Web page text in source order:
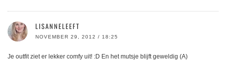
LISANNELEEFT
NOVEMBER 29, 2012 / 18:25
Je outfit ziet er lekker comfy uit! :D En het mutsje blijft geweldig (A)